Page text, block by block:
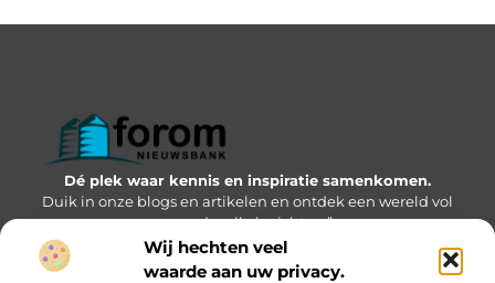
Wij hechten veel
waarde aan uw privacy.
Dé plek waar kennis en inspiratie samenkomen.
Duik in onze blogs en artikelen en ontdek een wereld vol
waardevolle inzichten.”
Bericht categorie